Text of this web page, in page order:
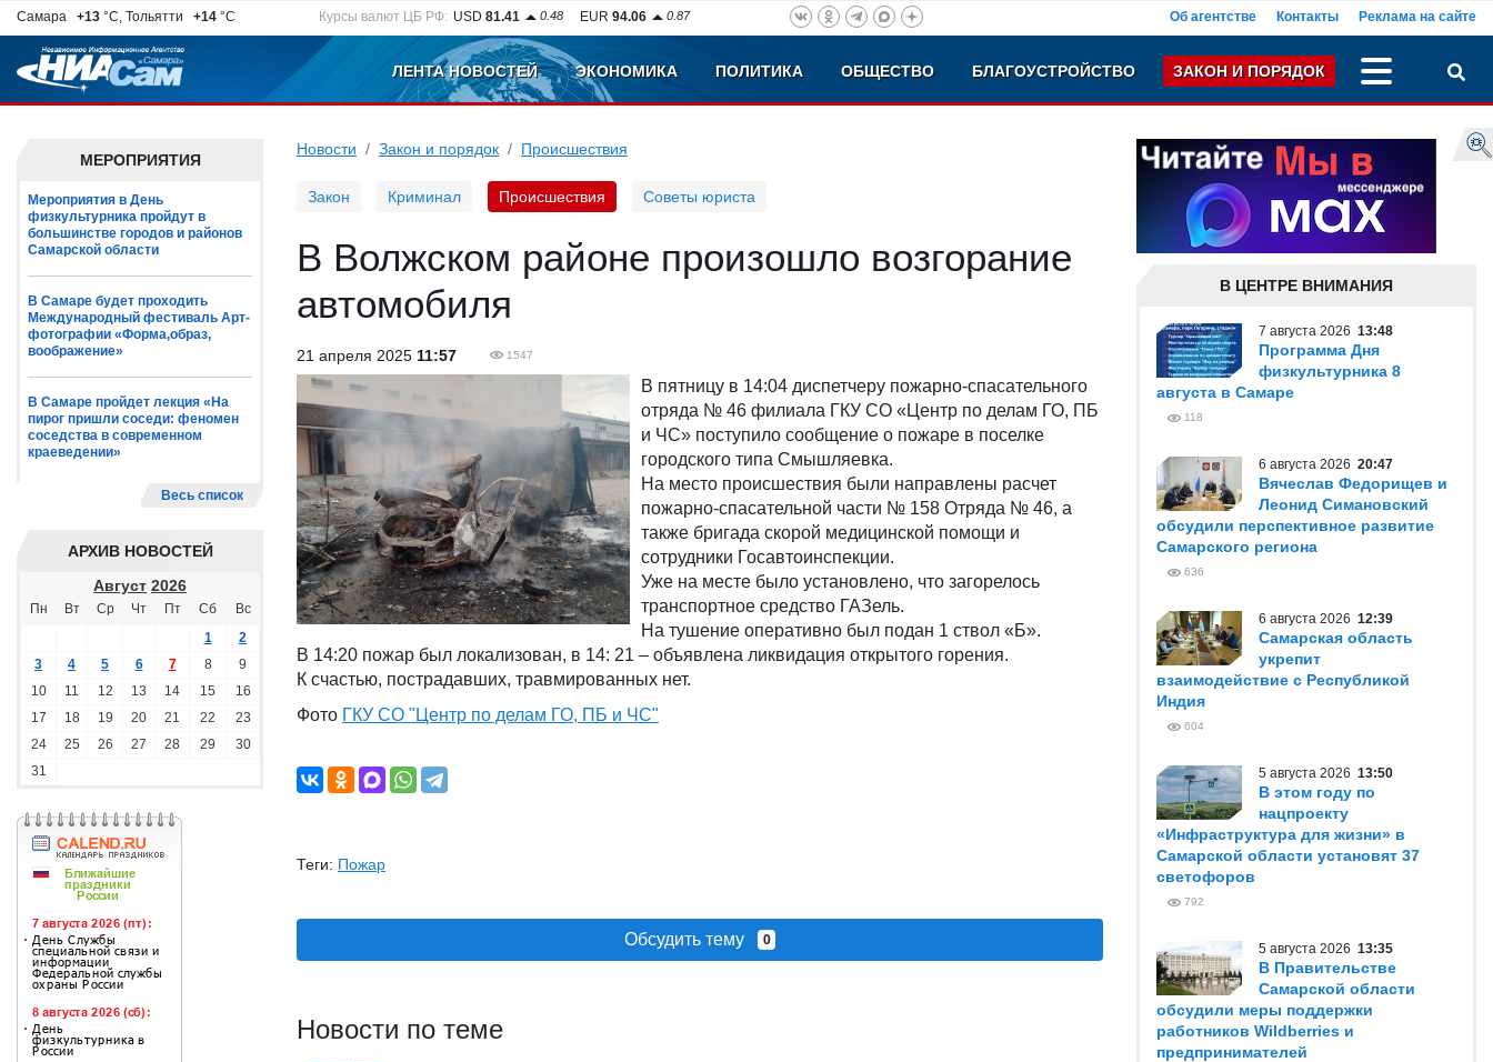
Самара +13 °C, Тольятти +14 °C Курсы валют ЦБ РФ: USD 81.41 0.48 EUR 94.06 0.87 Об агентстве Контакты Реклама на сайте
ЛЕНТА НОВОСТЕЙ ЭКОНОМИКА ПОЛИТИКА ОБЩЕСТВО БЛАГОУСТРОЙСТВО ЗАКОН И ПОРЯДОК
МЕРОПРИЯТИЯ
Мероприятия в День
физкультурника пройдут в
большинстве городов и районов
Самарской области
В Самаре будет проходить
Международный фестиваль Арт-
фотографии «Форма,образ,
воображение»
В Самаре пройдет лекция «На
пирог пришли соседи: феномен
соседства в современном
краеведении»
Весь список
АРХИВ НОВОСТЕЙ
Август 2026
Пн Вт Ср Чт Пт Сб
Вс
1
2
3
4 5 6 7 8
9
10
11 12 13 14 15
16
17
18 19 20 21 22
23
24
25 26 27 28 29
30
31
Новости Закон и порядок Происшествия
Закон Криминал Происшествия Советы юриста
В Волжском районе произошло возгорание
автомобиля
21 апреля 2025 11:57 1547
В пятницу в 14:04 диспетчеру пожарно-спасательного
отряда № 46 филиала ГКУ СО «Центр по делам ГО, ПБ
и ЧС» поступило сообщение о пожаре в поселке
городского типа Смышляевка.
На место происшествия были направлены расчет
пожарно-спасательной части № 158 Отряда № 46, а
также бригада скорой медицинской помощи и
сотрудники Госавтоинспекции.
Уже на месте было установлено, что загорелось
транспортное средство ГАЗель.
На тушение оперативно был подан 1 ствол «Б».
В 14:20 пожар был локализован, в 14: 21 – объявлена ликвидация открытого горения.
К счастью, пострадавших, травмированных нет.
Фото ГКУ СО "Центр по делам ГО, ПБ и ЧС"
Теги: Пожар
Обсудить тему 0
Новости по теме
В ЦЕНТРЕ ВНИМАНИЯ
7 августа 2026 13:48
Программа Дня
физкультурника 8
августа в Самаре
118
6 августа 2026 20:47
Вячеслав Федорищев и
Леонид Симановский
обсудили перспективное развитие
Самарского региона
636
6 августа 2026 12:39
Самарская область
укрепит
взаимодействие с Республикой
Индия
604
5 августа 2026 13:50
В этом году по
нацпроекту
«Инфраструктура для жизни» в
Самарской области установят 37
светофоров
792
5 августа 2026 13:35
В Правительстве
Самарской области
обсудили меры поддержки
работников Wildberries и
предпринимателей